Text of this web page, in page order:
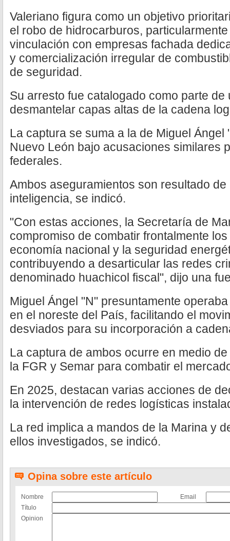
Valeriano figura como un objetivo
el robo de hidrocarburos,
vinculación con empresas fachada
y comercialización irregular de
de seguridad.
Su arresto fue catalogado como parte
desmantelar capas altas de la cadena
La captura se suma a la de Miguel Ángel
Nuevo León bajo acusaciones similares
federales.
Ambos aseguramientos son resultado
inteligencia, se indicó.
"Con estas acciones, la Secretaría de
compromiso de combatir frontalmente
economía nacional y la seguridad
contribuyendo a desarticular las redes
denominado huachicol fiscal", dijo una
Miguel Ángel "N" presuntamente
en el noreste del País, facilitando el
desviados para su incorporación a
La captura de ambos ocurre en medio
la FGR y Semar para combatir el
En 2025, destacan varias acciones de
la intervención de redes logísticas
La red implica a mandos de la Marina y
ellos investigados, se indicó.
Opina sobre este artículo
Nombre
Email
Título
Opinion